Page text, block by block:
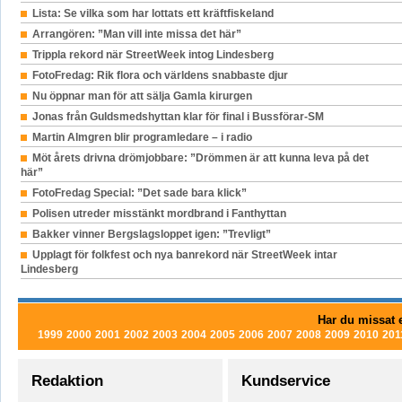
Lista: Se vilka som har lottats ett kräftfiskeland
Arrangören: ”Man vill inte missa det här”
Trippla rekord när StreetWeek intog Lindesberg
FotoFredag: Rik flora och världens snabbaste djur
Nu öppnar man för att sälja Gamla kirurgen
Jonas från Guldsmedshyttan klar för final i Bussförar-SM
Martin Almgren blir programledare – i radio
Möt årets drivna drömjobbare: ”Drömmen är att kunna leva på det
här”
FotoFredag Special: ”Det sade bara klick”
Polisen utreder misstänkt mordbrand i Fanthyttan
Bakker vinner Bergslagsloppet igen: ”Trevligt”
Upplagt för folkfest och nya banrekord när StreetWeek intar
Lindesberg
Har du missat
1999 2000 2001 2002 2003 2004 2005 2006 2007 2008 2009 2010
Redaktion Kundservice